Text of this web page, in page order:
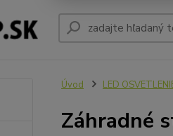
Úvod LED
Záhradné